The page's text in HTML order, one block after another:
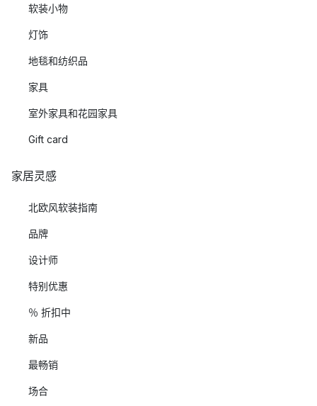
软装小物
灯饰
地毯和纺织品
家具
室外家具和花园家具
Gift card
家居灵感
北欧风软装指南
品牌
设计师
特别优惠
％ 折扣中
新品
最畅销
场合